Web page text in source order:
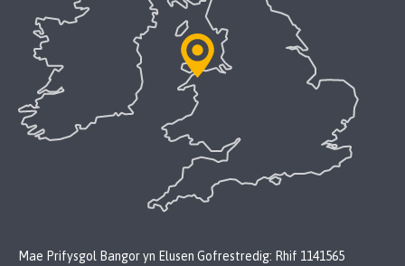
Mae Prifysgol Bangor yn Elusen Gofrestredig: Rhif 1141565